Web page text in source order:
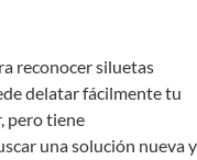
reconocer siluetas
delatar fácilmente tu
pero tiene
una solución nueva y